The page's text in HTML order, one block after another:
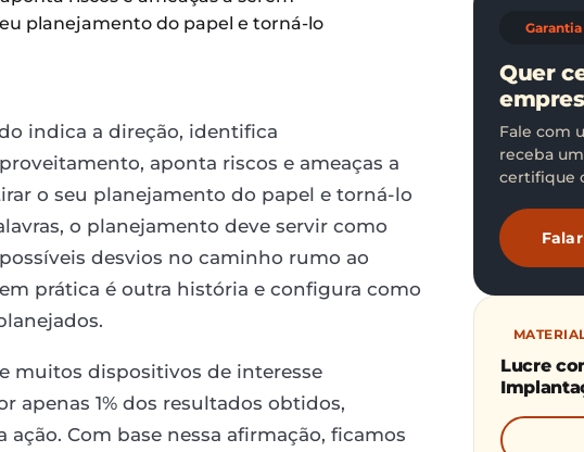
planejamento do papel e torná-lo
indica a direção, identifica
aponta riscos e ameaças a
o seu planejamento do papel e torná-lo
o planejamento deve servir como
desvios no caminho rumo ao
prática é outra história e configura como
muitos dispositivos de interesse
apenas 1% dos resultados obtidos,
Com base nessa afirmação, ficamos
Quer
Fale com
receba
certifique
Lucre